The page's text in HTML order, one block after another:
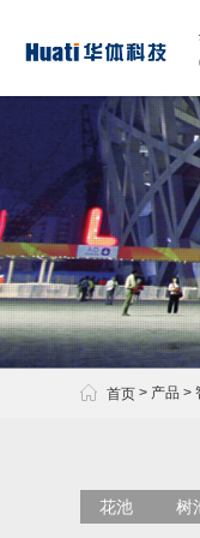
多
· 智慧路
 首页 > 产品 >
花池 树